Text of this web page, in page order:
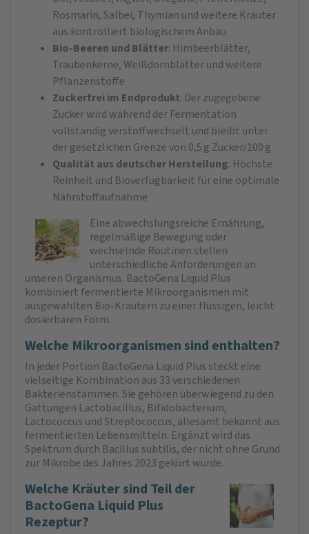
Rosmarin, Salbei, Thymian und weitere Kräuter
aus kontrolliert biologischem Anbau
Bio‑Beeren und Blätter: Himbeerblätter,
Traubenkerne, Weißdornblätter und weitere
Pflanzenstoffe
Zuckerfrei im Endprodukt: Der zugegebene
Zucker wird während der Fermentation
vollständig verstoffwechselt und bleibt unter
der gesetzlichen Grenze von 0,5 g Zucker/100 g
Qualität aus deutscher Herstellung: Höchste
Reinheit und Bioverfügbarkeit für eine optimale
Nährstoffaufnahme
Eine abwechslungsreiche Ernährung,
regelmäßige Bewegung oder
wechselnde Routinen stellen
unterschiedliche Anforderungen an
unseren Organismus. BactoGena Liquid Plus
kombiniert fermentierte Mikroorganismen mit
ausgewählten Bio‑Kräutern zu einer flüssigen, leicht
dosierbaren Form.
Welche Mikroorganismen sind enthalten?
In jeder Portion BactoGena Liquid Plus steckt eine
vielseitige Kombination aus 33 verschiedenen
Bakterienstämmen. Sie gehören überwiegend zu den
Gattungen Lactobacillus, Bifidobacterium,
Lactococcus und Streptococcus, allesamt bekannt aus
fermentierten Lebensmitteln. Ergänzt wird das
Spektrum durch Bacillus subtilis, der nicht ohne Grund
zur Mikrobe des Jahres 2023 gekürt wurde.
Welche Kräuter sind Teil der
BactoGena Liquid Plus
Rezeptur?